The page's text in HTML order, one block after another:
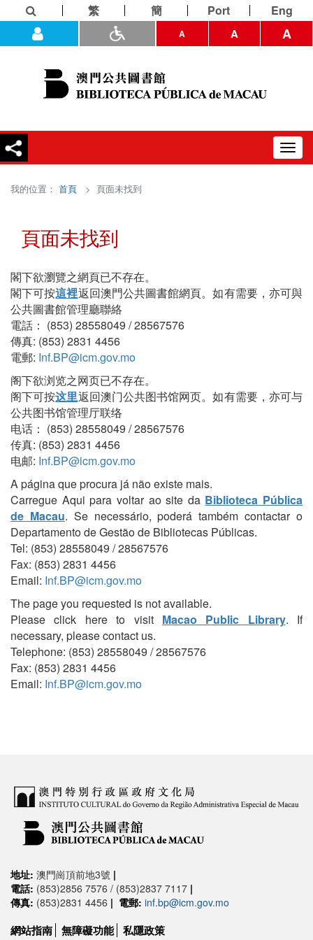
繁 簡 Port Eng
A A A
我的位置： 首頁 > 頁面未找到
頁面未找到
閣下欲瀏覽之網頁已不存在。
閣下可按這裡返回澳門公共圖書館網頁。如有需要，亦可與
公共圖書館管理廳聯絡
電話： (853) 28558049 / 28567576
傳真: (853) 2831 4456
電郵: Inf.BP@icm.gov.mo
阁下欲浏览之网页已不存在。
阁下可按这里返回澳门公共图书馆网页。如有需要，亦可与
公共图书馆管理厅联络
电话： (853) 28558049 / 28567576
传真: (853) 2831 4456
电邮: Inf.BP@icm.gov.mo
A página que procura já não existe mais.
Carregue Aqui para voltar ao site da Biblioteca Pública
de Macau. Se necessário, poderá também contactar o
Departamento de Gestão de Bibliotecas Públicas.
Tel: (853) 28558049 / 28567576
Fax: (853) 2831 4456
Email: Inf.BP@icm.gov.mo
The page you requested is not available.
Please click here to visit Macao Public Library. If
necessary, please contact us.
Telephone: (853) 28558049 / 28567576
Fax: (853) 2831 4456
Email: Inf.BP@icm.gov.mo
地址: 澳門崗頂前地3號 |
電話: (853)2856 7576 / (853)2837 7117 |
傳真: (853)2831 4456 | 電郵: inf.bp@icm.gov.mo
網站指南 無障礙功能 私隱政策